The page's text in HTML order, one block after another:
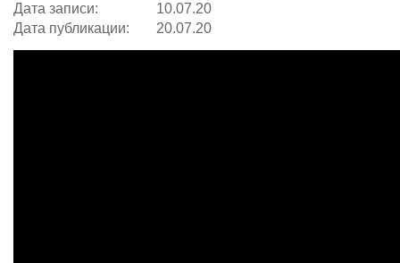
Дата записи:
10.07.20
Дата публикации:
20.07.20